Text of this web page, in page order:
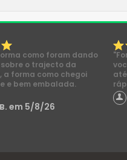
como foram dando
o trajecto da
a forma como chegoi
e bem embalada.
em 5/8/26